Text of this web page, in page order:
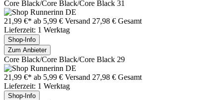
Core Black/Core Black/Core Black 31
21,99 €* ab 5,99 € Versand 27,98 € Gesamt
Lieferzeit: 1 Werktag
Shop-Info
Zum Anbieter
Core Black/Core Black/Core Black 29
21,99 €* ab 5,99 € Versand 27,98 € Gesamt
Lieferzeit: 1 Werktag
Shop-Info